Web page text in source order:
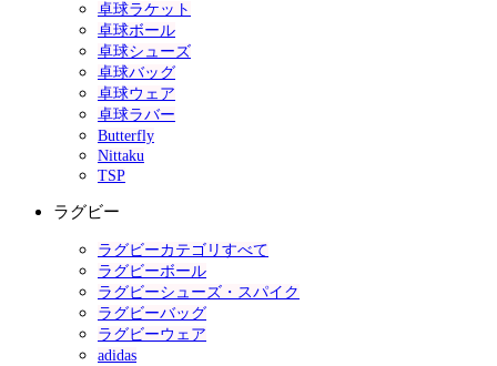
卓球ラケット
卓球ボール
卓球シューズ
卓球バッグ
卓球ウェア
卓球ラバー
Butterfly
Nittaku
TSP
ラグビー
ラグビーカテゴリすべて
ラグビーボール
ラグビーシューズ・スパイク
ラグビーバッグ
ラグビーウェア
adidas